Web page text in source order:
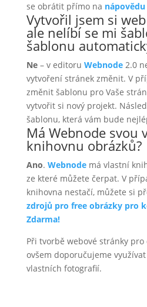
se obrátit přímo na nápovědu
Vytvořil jsem si
ale nelíbí se mi
šablonu
Ne– v editoru Webnode2.0
vytvoření stránek změnit. V
změnit šablonu pro Vaše
vytvořit si nový projekt.
šablonu, která vám bude
Má Webnode svou
knihovnu obrázků?
Ano. Webnodemá vlastní
ze které můžete čerpat. V
knihovna nestačí, můžete si
zdrojů pro free obrázky pro
Zdarma!
Při tvorbě webové stránky
ovšem doporučujeme
vlastních fotografií.